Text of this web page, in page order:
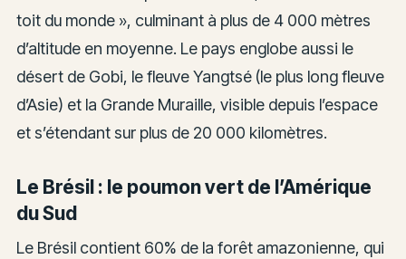
toit du monde », culminant à plus de 4 000 mètres
d’altitude en moyenne. Le pays englobe aussi le
désert de Gobi, le fleuve Yangtsé (le plus long fleuve
d’Asie) et la Grande Muraille, visible depuis l’espace
et s’étendant sur plus de 20 000 kilomètres.
Le Brésil : le poumon vert de l’Amérique
du Sud
Le Brésil contient 60% de la forêt amazonienne, qui